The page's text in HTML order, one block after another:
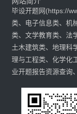
毕设开题网(https://
类、电子信息类、机
类、文学教育类、法
土木建筑类、地理科
理与工程类、化学化
业开题报告资源查询